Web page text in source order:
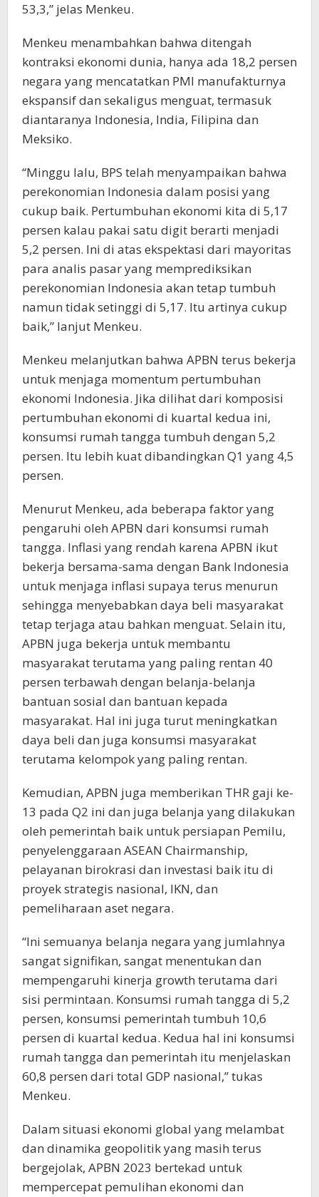
53,3,” jelas Menkeu.
Menkeu menambahkan bahwa ditengah
kontraksi ekonomi dunia, hanya ada 18,2 persen
negara yang mencatatkan PMI manufakturnya
ekspansif dan sekaligus menguat, termasuk
diantaranya Indonesia, India, Filipina dan
Meksiko.
“Minggu lalu, BPS telah menyampaikan bahwa
perekonomian Indonesia dalam posisi yang
cukup baik. Pertumbuhan ekonomi kita di 5,17
persen kalau pakai satu digit berarti menjadi
5,2 persen. Ini di atas ekspektasi dari mayoritas
para analis pasar yang memprediksikan
perekonomian Indonesia akan tetap tumbuh
namun tidak setinggi di 5,17. Itu artinya cukup
baik,” lanjut Menkeu.
Menkeu melanjutkan bahwa APBN terus bekerja
untuk menjaga momentum pertumbuhan
ekonomi Indonesia. Jika dilihat dari komposisi
pertumbuhan ekonomi di kuartal kedua ini,
konsumsi rumah tangga tumbuh dengan 5,2
persen. Itu lebih kuat dibandingkan Q1 yang 4,5
persen.
Menurut Menkeu, ada beberapa faktor yang
pengaruhi oleh APBN dari konsumsi rumah
tangga. Inflasi yang rendah karena APBN ikut
bekerja bersama-sama dengan Bank Indonesia
untuk menjaga inflasi supaya terus menurun
sehingga menyebabkan daya beli masyarakat
tetap terjaga atau bahkan menguat. Selain itu,
APBN juga bekerja untuk membantu
masyarakat terutama yang paling rentan 40
persen terbawah dengan belanja-belanja
bantuan sosial dan bantuan kepada
masyarakat. Hal ini juga turut meningkatkan
daya beli dan juga konsumsi masyarakat
terutama kelompok yang paling rentan.
Kemudian, APBN juga memberikan THR gaji ke-
13 pada Q2 ini dan juga belanja yang dilakukan
oleh pemerintah baik untuk persiapan Pemilu,
penyelenggaraan ASEAN Chairmanship,
pelayanan birokrasi dan investasi baik itu di
proyek strategis nasional, IKN, dan
pemeliharaan aset negara.
“Ini semuanya belanja negara yang jumlahnya
sangat signifikan, sangat menentukan dan
mempengaruhi kinerja growth terutama dari
sisi permintaan. Konsumsi rumah tangga di 5,2
persen, konsumsi pemerintah tumbuh 10,6
persen di kuartal kedua. Kedua hal ini konsumsi
rumah tangga dan pemerintah itu menjelaskan
60,8 persen dari total GDP nasional,” tukas
Menkeu.
Dalam situasi ekonomi global yang melambat
dan dinamika geopolitik yang masih terus
bergejolak, APBN 2023 bertekad untuk
mempercepat pemulihan ekonomi dan